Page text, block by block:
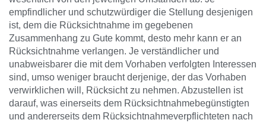
empfindlicher und schutzwürdiger die Stellung desjenigen
ist, dem die Rücksichtnahme im gegebenen
Zusammenhang zu Gute kommt, desto mehr kann er an
Rücksichtnahme verlangen. Je verständlicher und
unabweisbarer die mit dem Vorhaben verfolgten Interessen
sind, umso weniger braucht derjenige, der das Vorhaben
verwirklichen will, Rücksicht zu nehmen. Abzustellen ist
darauf, was einerseits dem Rücksichtnahmebegünstigten
und andererseits dem Rücksichtnahmeverpflichteten nach